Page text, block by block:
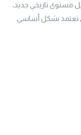
مستوى تاريخي جديد،
تعتمد بشكل أساسي